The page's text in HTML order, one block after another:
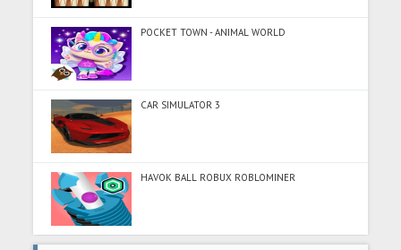
POCKET TOWN - ANIMAL WORLD
CAR SIMULATOR 3
HAVOK BALL ROBUX ROBLOMINER